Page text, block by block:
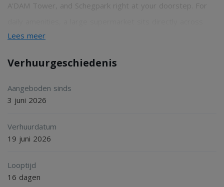
A'DAM Tower, and Schegpark right at your doorstep. For
the street.
Public transport is exceptionally convenient, with the free
24/7 ferry service whisking you across the water to
Amsterdam Central Station in just a few minutes.
- Number of bedrooms: 1
- Number of bathrooms: 1
Lees meer
Verhuurgeschiedenis
Aangeboden sinds
3 juni 2026
Verhuurdatum
19 juni 2026
Looptijd
16 dagen